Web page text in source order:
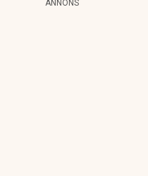
ANNONS